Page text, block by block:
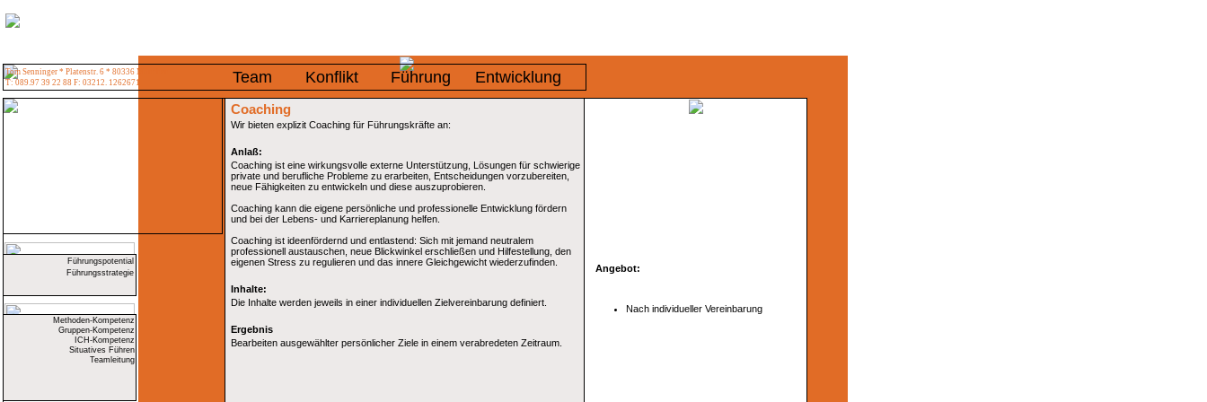
Tom Senninger * Platenstr. 6 * 80336 München
T: 089.97 39 22 88 F: 03212. 1262671
Team Konflikt Führung Entwicklung
Coaching
Wir bieten explizit Coaching für Führungskräfte an:
Anlaß:
Coaching ist eine wirkungsvolle externe Unterstützung, Lösungen für schwierige
private und berufliche Probleme zu erarbeiten, Entscheidungen vorzubereiten,
neue Fähigkeiten zu entwickeln und diese auszuprobieren.
Coaching kann die eigene persönliche und professionelle Entwicklung fördern
und bei der Lebens- und Karriereplanung helfen.
Coaching ist ideenfördernd und entlastend: Sich mit jemand neutralem
professionell austauschen, neue Blickwinkel erschließen und Hilfestellung, den
eigenen Stress zu regulieren und das innere Gleichgewicht wiederzufinden.
Inhalte:
Die Inhalte werden jeweils in einer individuellen Zielvereinbarung definiert.
Ergebnis
Bearbeiten ausgewählter persönlicher Ziele in einem verabredeten Zeitraum.
Angebot:
Nach individueller Vereinbarung
Führungspotential
Führungsstrategie
Methoden-Kompetenz
Gruppen-Kompetenz
ICH-Kompetenz
Situatives Führen
Teamleitung